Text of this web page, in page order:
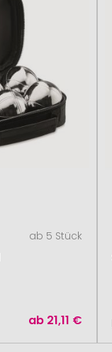
ab 5 Stück
ab 21,11 €